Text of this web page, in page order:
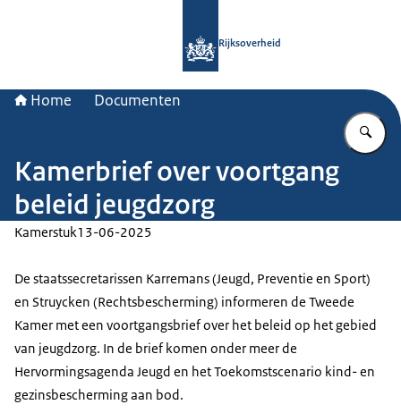
Rijksoverheid
Home Documenten
Kamerbrief over voortgang
beleid jeugdzorg
Kamerstuk13-06-2025
De staatssecretarissen Karremans (Jeugd, Preventie en Sport)
en Struycken (Rechtsbescherming) informeren de Tweede
Kamer met een voortgangsbrief over het beleid op het gebied
van jeugdzorg. In de brief komen onder meer de
Hervormingsagenda Jeugd en het Toekomstscenario kind- en
gezinsbescherming aan bod.